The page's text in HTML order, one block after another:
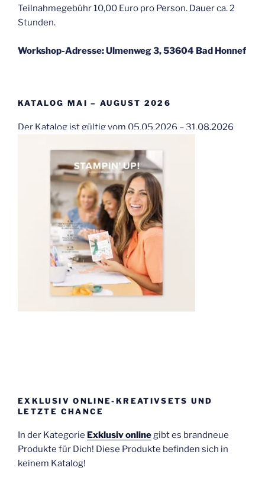
Teilnahmegebühr 10,00 Euro pro Person. Dauer ca. 2
Stunden.
Workshop-Adresse: Ulmenweg 3, 53604 Bad Honnef
KATALOG MAI – AUGUST 2026
Der Katalog ist gültig vom 05.05.2026 – 31.08.2026
EXKLUSIV ONLINE-KREATIVSETS UND
LETZTE CHANCE
In der Kategorie Exklusiv onlinegibt es brandneue
Produkte für Dich! Diese Produkte befinden sich in
keinem Katalog!